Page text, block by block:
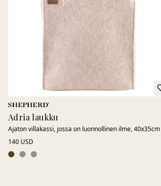
Adria laukku
Ajaton villakassi, jossa on luonnollinen ilme, 40x35cm
140 USD